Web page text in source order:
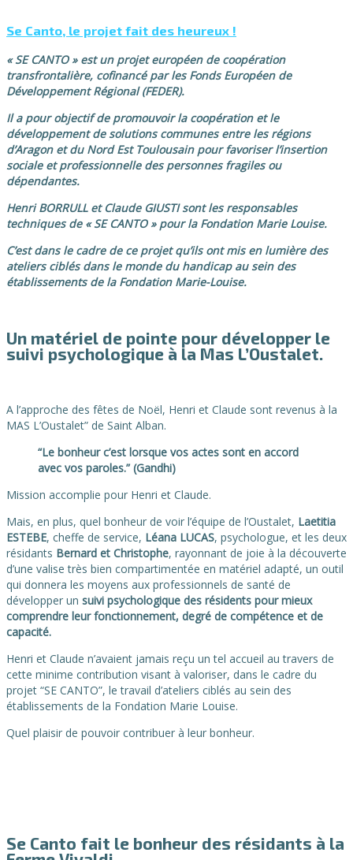
Se Canto, le projet fait des heureux !
«SE CANTO» est un projet européen de coopération
transfrontalière, cofinancé par les Fonds Européen de
Développement Régional (FEDER).
Il a pour objectif de promouvoir la coopération et le
développement de solutions communes entre les régions
d’Aragon et du Nord Est Toulousain pour favoriser l’insertion
sociale et professionnelle des personnes fragiles ou
dépendantes.
Henri BORRULL et Claude GIUSTI sont les responsables
techniques de «SE CANTO» pour la Fondation Marie Louise.
C’est dans le cadre de ce projet qu’ils ont mis en lumière des
ateliers ciblés dans le monde du handicap au sein des
établissements de la Fondation Marie-Louise.
Un matériel de pointe pour développer le
suivi psychologique à la Mas L’Oustalet.
A l’approche des fêtes de Noël, Henri et Claude sont revenus à la
MAS L’Oustalet” de Saint Alban.
“Le bonheur c’est lorsque vos actes sont en accord
avec vos paroles.” (Gandhi)
Mission accomplie pour Henri et Claude.
Mais, en plus, quel bonheur de voir l’équipe de l’Oustalet, Laetitia
ESTEBE, cheffe de service, Léana LUCAS, psychologue, et les deux
résidants Bernard et Christophe, rayonnant de joie à la découverte
d’une valise très bien compartimentée en matériel adapté, un outil
qui donnera les moyens aux professionnels de santé de
développer un suivi psychologique des résidents pour mieux
comprendre leur fonctionnement, degré de compétence et de
capacité.
Henri et Claude n’avaient jamais reçu un tel accueil au travers de
cette minime contribution visant à valoriser, dans le cadre du
projet “SE CANTO”, le travail d’ateliers ciblés au sein des
établissements de la Fondation Marie Louise.
Quel plaisir de pouvoir contribuer à leur bonheur.
Se Canto fait le bonheur des résidants à la